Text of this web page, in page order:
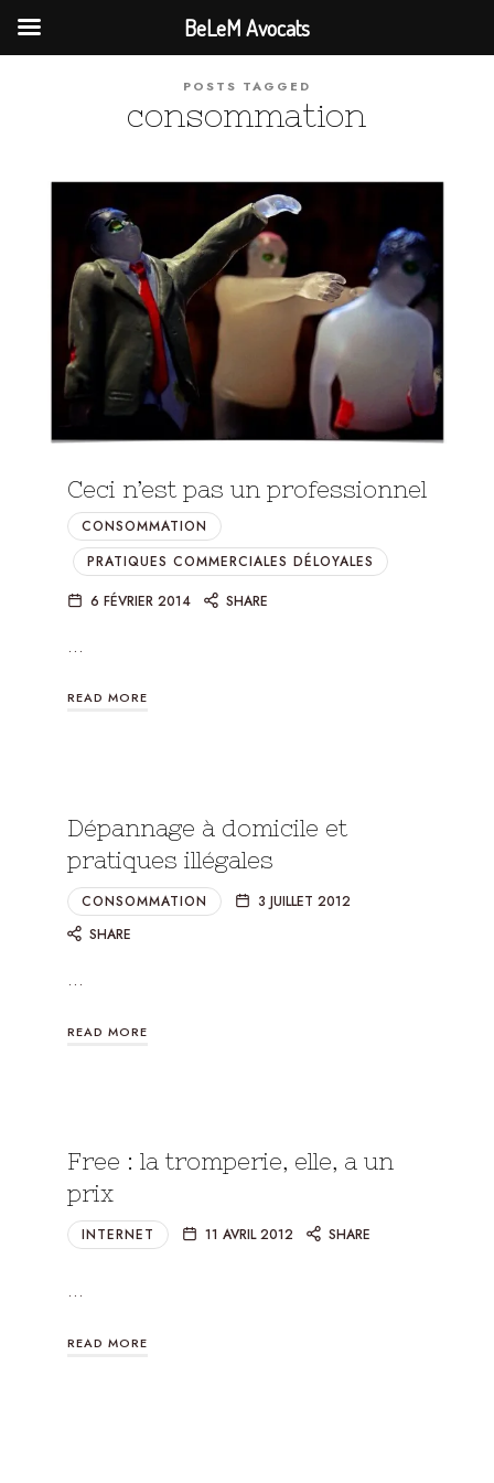
POSTS TAGGED
consommation
Ceci n’est pas un professionnel
CONSOMMATION
PRATIQUES COMMERCIALES DÉLOYALES
6 FÉVRIER 2014
SHARE
…
READ MORE
Dépannage à domicile et
pratiques illégales
CONSOMMATION
3 JUILLET 2012
SHARE
…
READ MORE
Free : la tromperie, elle, a un
prix
INTERNET 11 AVRIL 2012 SHARE
…
READ MORE
BeLeM Avocats